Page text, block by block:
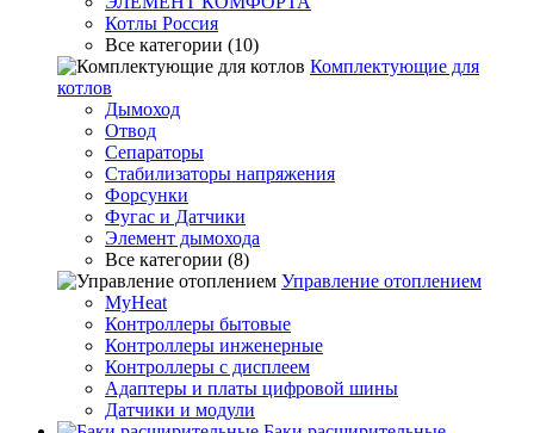
Котлы Россия
Все категории (10)
Комплектующие для
котлов
Дымоход
Отвод
Сепараторы
Стабилизаторы напряжения
Форсунки
Фугас и Датчики
Элемент дымохода
Все категории (8)
Управление отоплением
MyHeat
Контроллеры бытовые
Контроллеры инженерные
Контроллеры с дисплеем
Адаптеры и платы цифровой шины
Датчики и модули